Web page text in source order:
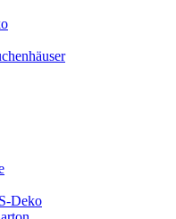
Deko